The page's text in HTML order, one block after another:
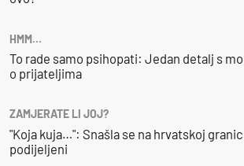
HMM…
To rade samo psihopati: Jedan detalj s
o prijateljima
ZAMJERATE LI JOJ?
"Koja kuja…": Snašla se na hrvatskoj
podijeljeni